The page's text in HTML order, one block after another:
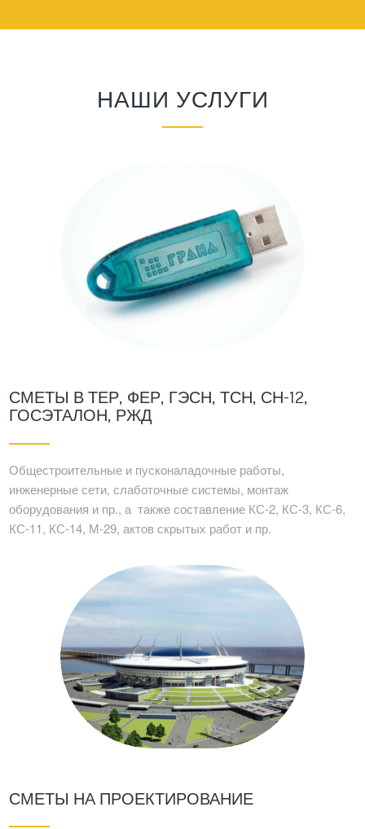
НАШИ УСЛУГИ
СМЕТЫ В ТЕР, ФЕР, ГЭСН, ТСН, СН-12,
ГОСЭТАЛОН, РЖД
Общестроительные и пусконаладочные работы,
инженерные сети, слаботочные системы, монтаж
оборудования и пр., а также составление КС-2, КС-3, КС-6,
КС-11, КС-14, М-29, актов скрытых работ и пр.
СМЕТЫ НА ПРОЕКТИРОВАНИЕ